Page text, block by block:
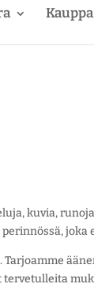
Kauppa
kuvia,
tervetulleita